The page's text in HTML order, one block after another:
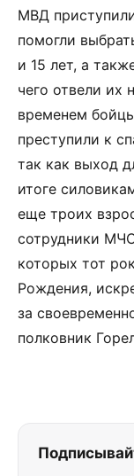
МВД
помогли
и 15 лет, а
чего отвели их
временем
преступили к
так как выход
итоге
еще троих
сотрудники
которых тот
Рождения,
за
полковник